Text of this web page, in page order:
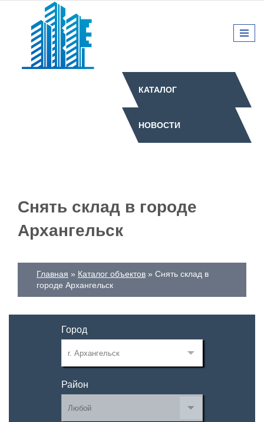
КАТАЛОГ
НОВОСТИ
Снять склад в городе
Архангельск
Главная Каталог объектов
Снять склад в
городе Архангельск
Город
Район